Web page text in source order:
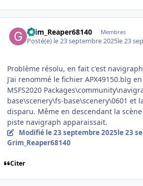
Grim_Reaper68140 Membres
Posté(e) le 23 septembre 2025le 23
Problème résolu, en fait c'est
J'ai renommé le fichier APX49150.blg
MSFS2020
base\scenery\fs-base\scenery\0601 et
disparu. Même en descendant la scène
piste navigraph apparaissait.
Modifié le 23 septembre 2025le 23
Grim_Reaper68140
Citer